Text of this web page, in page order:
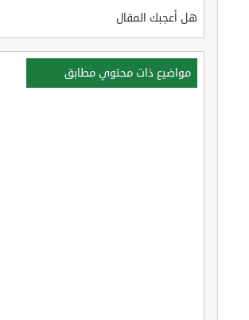
هل أعجبك المقال
مواضيع ذات محتوي مطابق